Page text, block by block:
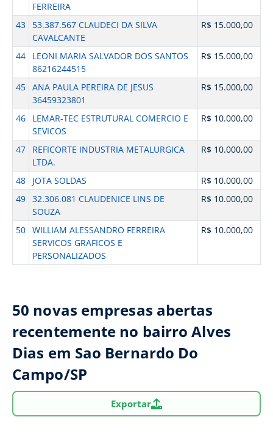
FERREIRA
43
53.387.567 CLAUDECI DA SILVA
CAVALCANTE
R$ 15.000,00
44
LEONI MARIA SALVADOR DOS SANTOS
86216244515
R$ 15.000,00
45 ANA PAULA PEREIRA DE JESUS
36459323801
R$ 15.000,00
46
LEMAR-TEC ESTRUTURAL COMERCIO E
SEVICOS
R$ 10.000,00
47
REFICORTE INDUSTRIA METALURGICA
LTDA.
R$ 10.000,00
48 JOTA SOLDAS
R$ 10.000,00
49 32.306.081 CLAUDENICE LINS DE
SOUZA
R$ 10.000,00
50 WILLIAM ALESSANDRO FERREIRA
SERVICOS GRAFICOS E
PERSONALIZADOS
R$ 10.000,00
50 novas empresas abertas
recentemente no bairro Alves
Dias em Sao Bernardo Do
Campo/SP
Exportar